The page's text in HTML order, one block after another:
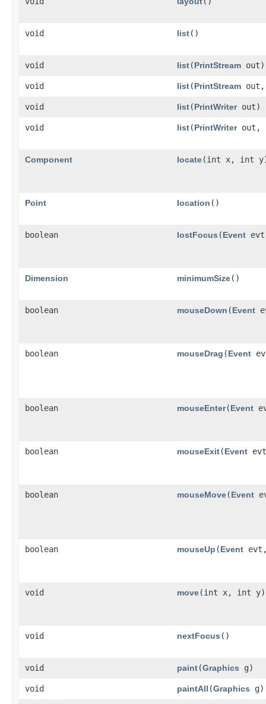
void list()
void list​(PrintStream out)
void list​(PrintStream
void list​(PrintWriterout)
void list​(PrintWriterout,
Component locate​(int x, int
Point location ()
boolean lostFocus ​(Event
Dimension minimumSize()
boolean mouseDown ​(Event
boolean mouseDrag ​(Event
boolean mouseEnter​(Event
boolean mouseExit​(Event
boolean mouseMove​(Event
boolean mouseUp ​(Event
void move​(int x, int y)
void nextFocus ()
void paint​(Graphics g)
void paintAll ​(Graphics g)